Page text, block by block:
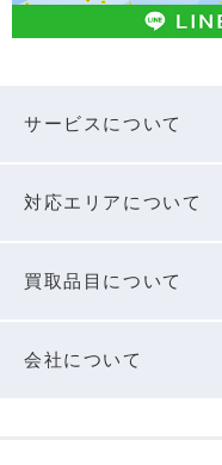
サービスについて
対応エリアについて
買取品⽬について
会社について